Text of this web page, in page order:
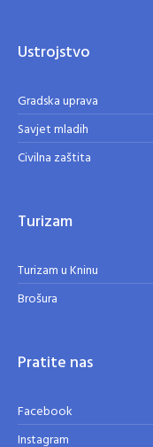
Ustrojstvo
Gradska uprava
Savjet mladih
Civilna zaštita
Turizam
Turizam u Kninu
Brošura
Pratite nas
Facebook
Instagram